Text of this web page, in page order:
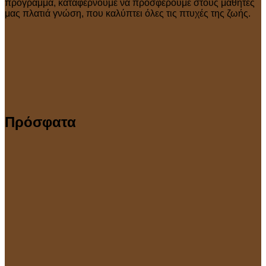
πρόγραμμα, καταφέρνουμε να προσφέρουμε στους μαθητές
μας πλατιά γνώση, που καλύπτει όλες τις πτυχές της ζωής.
Πρόσφατα